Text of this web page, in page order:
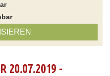
20.07.2019 -